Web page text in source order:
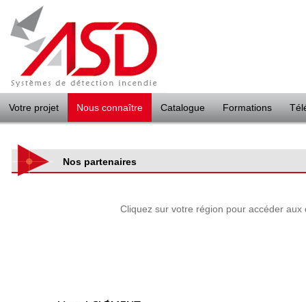
Votre projet Nous connaître Catalogue Formations
Nos partenaires
Cliquez sur votre région pour accéder
Panneau de gestion des cookies